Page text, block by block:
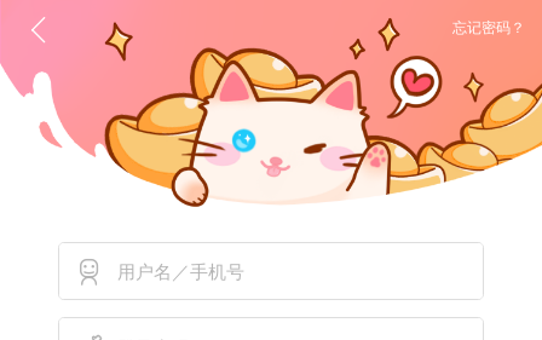
忘记密码？